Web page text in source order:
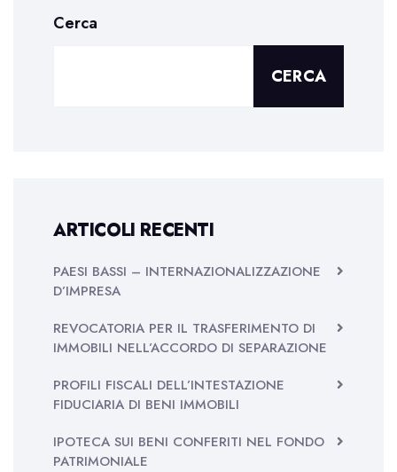
Cerca
CERCA
ARTICOLI RECENTI
PAESI BASSI – INTERNAZIONALIZZAZIONE
D’IMPRESA
REVOCATORIA PER IL TRASFERIMENTO DI
IMMOBILI NELL’ACCORDO DI SEPARAZIONE
PROFILI FISCALI DELL’INTESTAZIONE
FIDUCIARIA DI BENI IMMOBILI
IPOTECA SUI BENI CONFERITI NEL FONDO
PATRIMONIALE